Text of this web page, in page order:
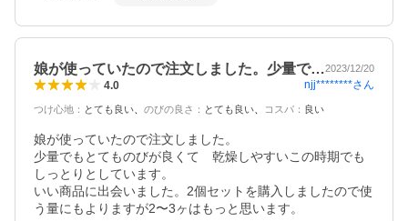
娘が使っていたので注文しました。少量で…2023/12/20
4.0 njj********さん
つけ心地 ： とても良い のびの良さ ： とても良い コスパ ： 良い
娘が使っていたので注文しました。
少量でもとてものびが良くて　乾燥しやすいこの時期でも
しっとりとしています。
いい商品に出会いました。2個セットを購入しましたので使